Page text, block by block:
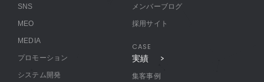
SNS
MEO
MEDIA
プロモーション
システム開発
メンバーブログ
採用サイト
CASE
実績
集客事例